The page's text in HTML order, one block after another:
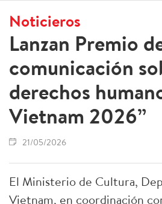
Noticieros
Lanzan Premio
comunicación
derechos
Vietnam 2026”
21/05/2026
El Ministerio de Cultura,
Vietnam, en coordinación